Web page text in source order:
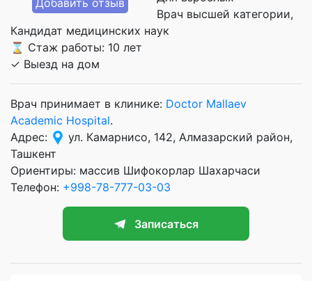
Врач высшей категории
Кандидат медицинских наук
⌛ Стаж работы: 10 лет
✓ Выезд на дом
Врач принимает в клинике: Doctor Mallaev
Academic Hospital.
Адрес:
ул. Камарнисо, 142, Алмазарский район,
Ташкент
Ориентиры: массив Шифокорлар Шахарчаси
Телефон: +998-78-777-03-03
Записаться